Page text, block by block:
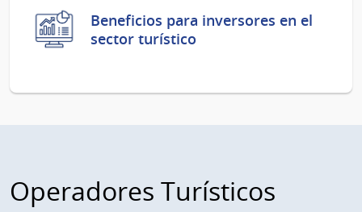
Beneficios para inversores en el
sector turístico
Operadores Turísticos